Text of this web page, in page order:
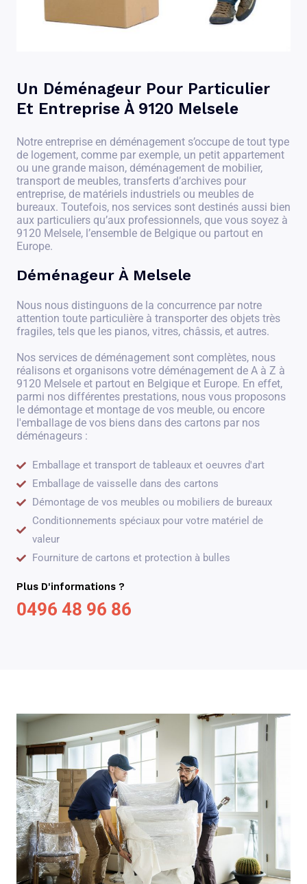
Un Déménageur Pour Particulier
Et Entreprise À 9120 Melsele
Notre entreprise en déménagement s’occupe de tout type
de logement, comme par exemple, un petit appartement
ou une grande maison, déménagement de mobilier,
transport de meubles, transferts d’archives pour
entreprise, de matériels industriels ou meubles de
bureaux. Toutefois, nos services sont destinés aussi bien
aux particuliers qu’aux professionnels, que vous soyez à
9120 Melsele, l’ensemble de Belgique ou partout en
Europe.
Déménageur À Melsele
Nous nous distinguons de la concurrence par notre
attention toute particulière à transporter des objets très
fragiles, tels que les pianos, vitres, châssis, et autres.
Nos services de déménagement sont complètes, nous
réalisons et organisons votre déménagement de A à Z à
9120 Melsele et partout en Belgique et Europe. En effet,
parmi nos différentes prestations, nous vous proposons
le démontage et montage de vos meuble, ou encore
l'emballage de vos biens dans des cartons par nos
déménageurs :
Emballage et transport de tableaux et oeuvres d'art
Emballage de vaisselle dans des cartons
Démontage de vos meubles ou mobiliers de bureaux
Conditionnements spéciaux pour votre matériel de
valeur
Fourniture de cartons et protection à bulles
Plus D'informations ?
0496 48 96 86